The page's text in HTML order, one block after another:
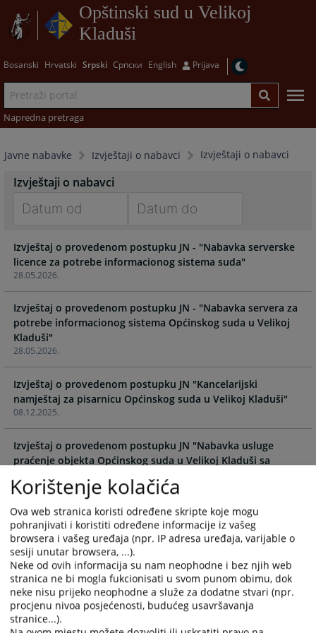
Opštinski sud u Velikoj
Kladuši
Bosanski Hrvatski Srpski Српски English Prijava
Napredna pretraga
Javne nabavke Izvještaji o nabavci Izvještaji o nabavci
Izvještaji o nabavci
forward
to
interact
with
the
calendar
and
select
a
date.
Press
the
mark
key
to
get
the
keyboard
shortcuts
for
changing
dates.
forward
to
with
the
calendar
a
date.
Press
mark
key
to
get
the
keyboard
shortcuts
for
changing
dates.
28.05.2026.
Izvještaj o provedenom postupku JN - "Nabavka serverske
licence za potrebe informacionog sistema suda"
28.05.2026.
Izvještaj o provedenom postupku JN - "Nabavka servera za
potrebe informacionog sistema Općinskog suda u Velikoj
Kladuši"
08.12.2025.
Izvještaj o provedenom postupku JN "Kancelarijski
namještaj za pisarnicu Općinskog suda u Velikoj Kladuši"
26.08.2025.
Izvještaj o provedenom postupku JN "Nabavka usluge
praćenje objekta Općinskog suda u Velikoj Kladuši sa
09.09.2024.
Izvještaj o provedenom postupku JN "Nabavka i ugradnja
alarmnog sistema u Općinskom sudu u Velikoj Kladuši"
09.09.2024.
Izvještaj o provedenom postupku JN "Nabavka usluge
praćenje objekta Općinskog suda u Velikoj Kladuši sa
dojavom interventnog centra"
Korištenje kolačića
Ova web stranica koristi određene skripte koje mogu
pohranjivati i koristiti određene informacije iz vašeg
browsera i vašeg uređaja (npr. IP adresa uređaja, varijable o
sesiji unutar browsera, ...).
Neke od ovih informacija su nam neophodne i bez njih web
stranica ne bi mogla fukcionisati u svom punom obimu, dok
neke nisu prijeko neophodne a služe za dodatne stvari (npr.
procjenu nivoa posjećenosti, budućeg usavršavanja
stranice...).